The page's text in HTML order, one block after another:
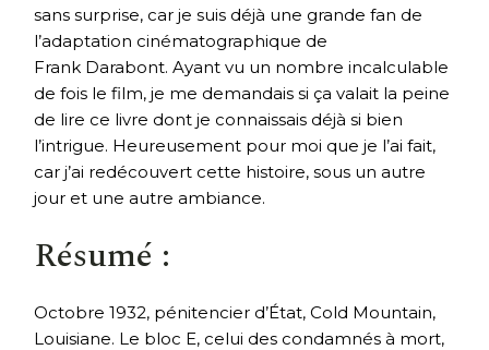
sans surprise, car je suis déjà une grande fan de
l’adaptation cinématographique de
Frank Darabont. Ayant vu un nombre incalculable
de fois le film, je me demandais si ça valait la peine
de lire ce livre dont je connaissais déjà si bien
l’intrigue. Heureusement pour moi que je l’ai fait,
car j’ai redécouvert cette histoire, sous un autre
jour et une autre ambiance.
Résumé :
Octobre 1932, pénitencier d’État, Cold Mountain,
Louisiane. Le bloc E, celui des condamnés à mort,